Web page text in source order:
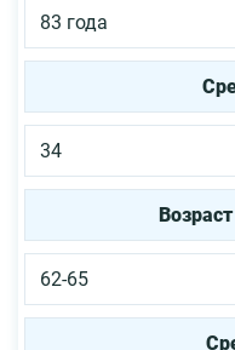
83 года
34
62-65